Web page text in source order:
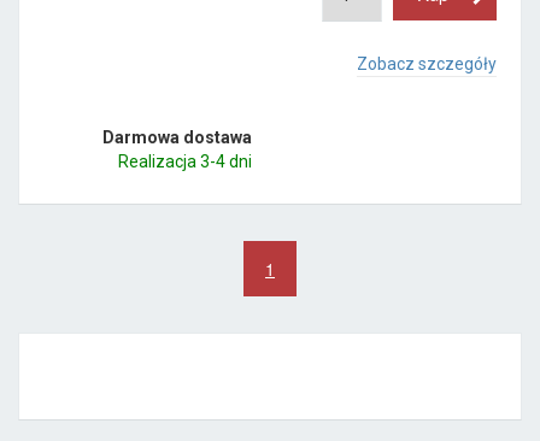
Zobacz szczegóły
Darmowa dostawa
Realizacja 3-4 dni
1